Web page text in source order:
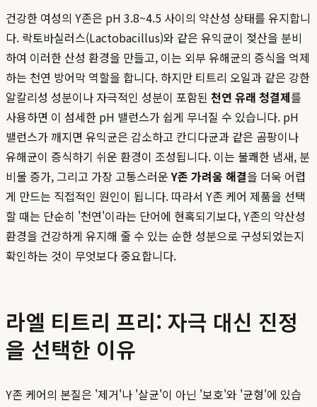
건강한 여성의 Y존은 pH 3.8~4.5 사이의 약산성 상태를 유지합니
다. 락토바실러스(Lactobacillus)와 같은 유익균이 젖산을 분비
하여 이러한 산성 환경을 만들고, 이는 외부 유해균의 증식을 억제
하는 천연 방어막 역할을 합니다. 하지만 티트리 오일과 같은 강한
알칼리성 성분이나 자극적인 성분이 포함된 천연 유래 청결제를
사용하면 이 섬세한 pH 밸런스가 쉽게 무너질 수 있습니다. pH
밸런스가 깨지면 유익균은 감소하고 칸디다균과 같은 곰팡이나
유해균이 증식하기 쉬운 환경이 조성됩니다. 이는 불쾌한 냄새, 분
비물 증가, 그리고 가장 고통스러운Y존 가려움 해결을 더욱 어렵
게 만드는 직접적인 원인이 됩니다. 따라서 Y존 케어 제품을 선택
할 때는 단순히 '천연'이라는 단어에 현혹되기보다, Y존의 약산성
환경을 건강하게 유지해 줄 수 있는 순한 성분으로 구성되었는지
확인하는 것이 무엇보다 중요합니다.
라엘 티트리 프리: 자극 대신 진정
을 선택한 이유
Y존 케어의 본질은 '제거'나 '살균'이 아닌 '보호'와 '균형'에 있습